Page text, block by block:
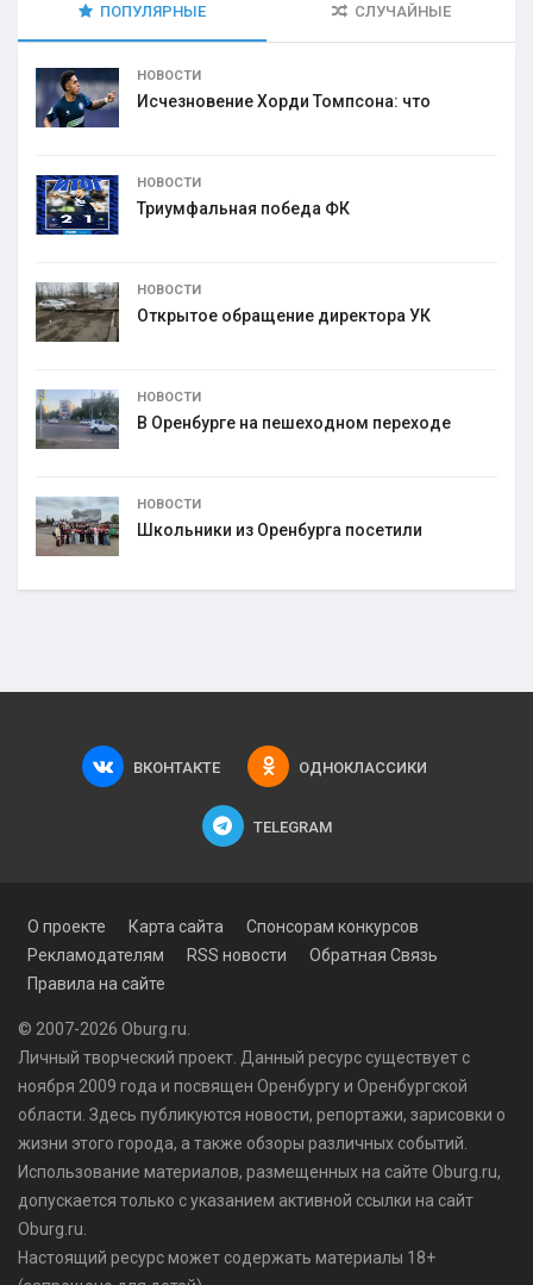
ПОПУЛЯРНЫЕ СЛУЧАЙНЫЕ
НОВОСТИ
Исчезновение Хорди Томпсона: что
НОВОСТИ
Триумфальная победа ФК
НОВОСТИ
Открытое обращение директора УК
НОВОСТИ
В Оренбурге на пешеходном переходе
НОВОСТИ
Школьники из Оренбурга посетили
ВКОНТАКТЕ ОДНОКЛАССИКИ
TELEGRAM
О проекте Карта сайта
Спонсорам конкурсов
Рекламодателям
RSS новости
Обратная Связь
Правила на сайте
© 2007-2026 Oburg.ru.
Личный творческий проект. Данный ресурс существует с
ноября 2009 года и посвящен Оренбургу и Оренбургской
области. Здесь публикуются новости, репортажи, зарисовки о
жизни этого города, а также обзоры различных событий.
Использование материалов, размещенных на сайте Oburg.ru,
допускается только с указанием активной ссылки на сайт
Oburg.ru.
Настоящий ресурс может содержать материалы 18+